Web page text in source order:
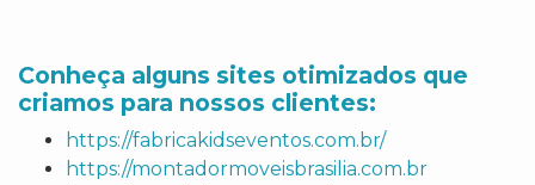
Conheça alguns sites otimizados que
criamos para nossos clientes:
https://fabricakidseventos.com.br/
https://montadormoveisbrasilia.com.br